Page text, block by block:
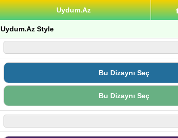
Uydum.Az
Uydum.Az Style
Bu Dizaynı Seç
Bu Dizaynı Seç